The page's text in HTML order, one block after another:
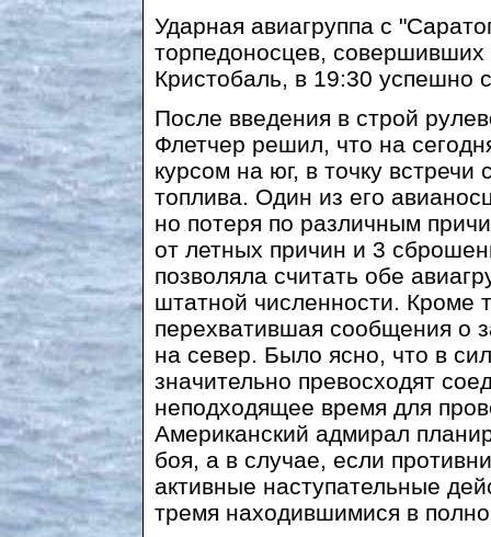
Ударная авиагруппа с
торпедоносцев,
Кристобаль, в 19:30 успешно
После введения в строй
Флетчер решил, что на
курсом на юг, в точку
топлива. Один из его
но потеря по различным
от летных причин и 3
позволяла считать обе
штатной численности. Кроме
перехватившая сообщения о
на север. Было ясно, что в
значительно превосходят
неподходящее время для
Американский адмирал
боя, а в случае, если
активные наступательные
тремя находившимися в